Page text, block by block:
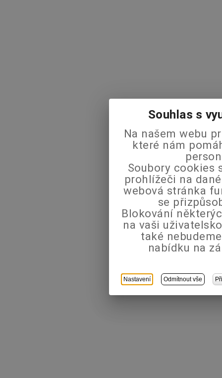
Souhlas s
Na našem webu
které nám
Soubory cookies
prohlížeči na
webová stránka
se
Blokování
na vaši
také
nabídku na
Nastavení Odmítnout vše